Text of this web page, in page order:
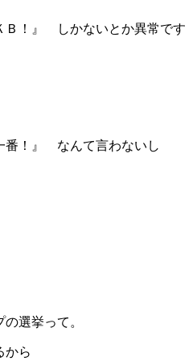
！』 しかないとか異常です
番！』 なんて言わないし
選挙って。
から